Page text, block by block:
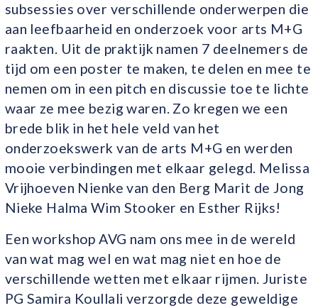
subsessies over verschillende onderwerpen die
aan leefbaarheid en onderzoek voor arts M+G
raakten. Uit de praktijk namen 7 deelnemers de
tijd om een poster te maken, te delen en mee te
nemen om in een pitch en discussie toe te lichte
waar ze mee bezig waren. Zo kregen we een
brede blik in het hele veld van het
onderzoekswerk van de arts M+G en werden
mooie verbindingen met elkaar gelegd. Melissa
Vrijhoeven Nienke van den Berg Marit de Jong
Nieke Halma Wim Stooker en Esther Rijks!
Een workshop AVG nam ons mee in de wereld
van wat mag wel en wat mag niet en hoe de
verschillende wetten met elkaar rijmen. Juriste
PG Samira Koullali verzorgde deze geweldige